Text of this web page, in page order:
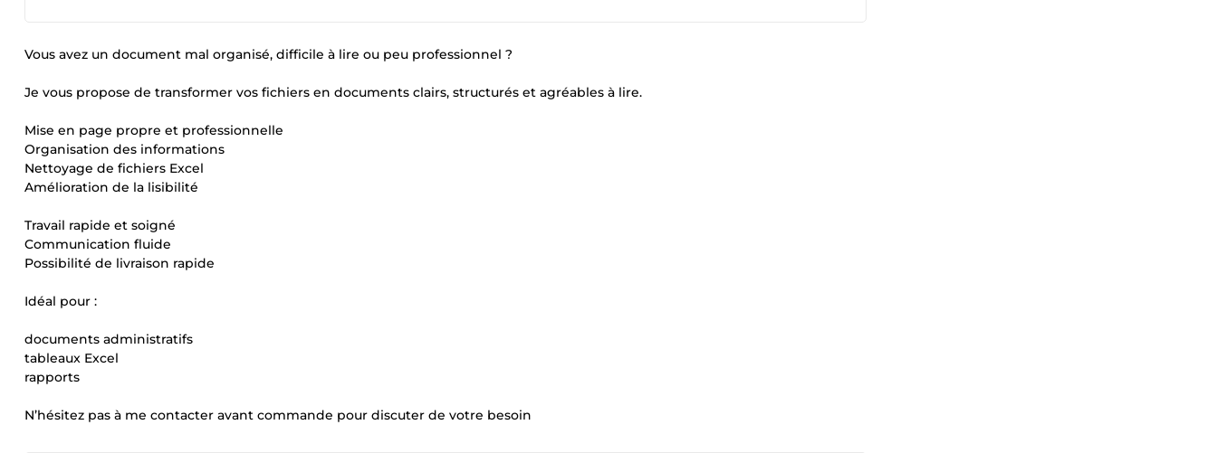
Vous avez un document mal organisé, difficile à lire ou peu professionnel ?
Je vous propose de transformer vos fichiers en documents clairs, structurés et agréables à lire.
Mise en page propre et professionnelle
Organisation des informations
Nettoyage de fichiers Excel
Amélioration de la lisibilité
Travail rapide et soigné
Communication fluide
Possibilité de livraison rapide
Idéal pour :
documents administratifs
tableaux Excel
rapports
N’hésitez pas à me contacter avant commande pour discuter de votre besoin